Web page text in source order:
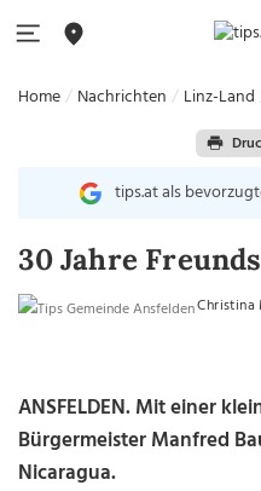
Home Nachrichten Linz-Land
tips.at als
30 Jahre
Christina
ANSFELDEN. Mit einer
Bürgermeister Manfred
Nicaragua.